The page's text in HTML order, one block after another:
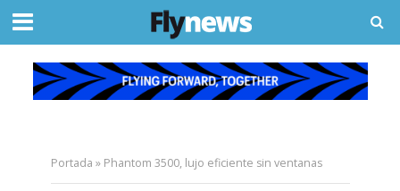
Portada » Phantom 3500, lujo eficiente sin ventanas